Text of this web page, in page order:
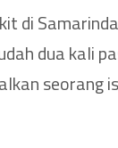
di
dua kali
seorang